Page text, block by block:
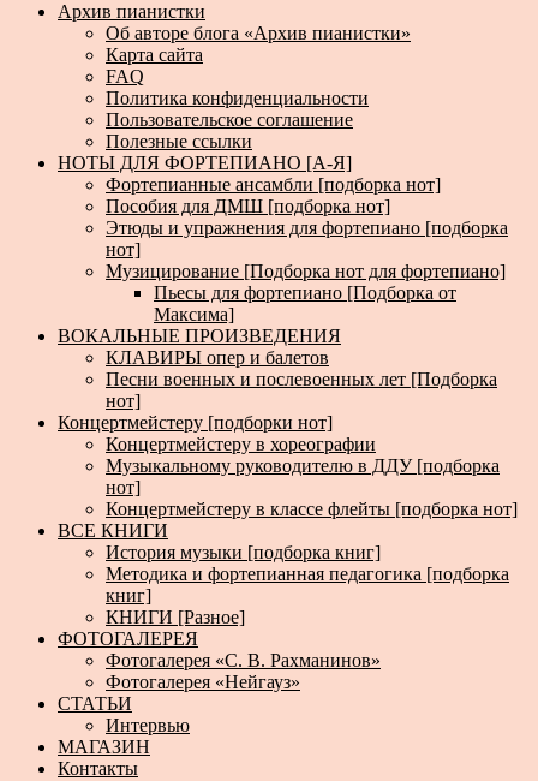
Архив пианистки
Об авторе блога «Архив пианистки»
Карта сайта
FAQ
Политика конфиденциальности
Пользовательское соглашение
Полезные ссылки
НОТЫ ДЛЯ ФОРТЕПИАНО [А-Я]
Фортепианные ансамбли [подборка нот]
Пособия для ДМШ [подборка нот]
Этюды и упражнения для фортепиано [подборка
нот]
Музицирование [Подборка нот для фортепиано]
Пьесы для фортепиано [Подборка от
Максима]
ВОКАЛЬНЫЕ ПРОИЗВЕДЕНИЯ
КЛАВИРЫ опер и балетов
Песни военных и послевоенных лет [Подборка
нот]
Концертмейстеру [подборки нот]
Концертмейстеру в хореографии
Музыкальному руководителю в ДДУ [подборка
нот]
Концертмейстеру в классе флейты [подборка нот]
ВСЕ КНИГИ
История музыки [подборка книг]
Методика и фортепианная педагогика [подборка
книг]
КНИГИ [Разное]
ФОТОГАЛЕРЕЯ
Фотогалерея «С. В. Рахманинов»
Фотогалерея «Нейгауз»
СТАТЬИ
Интервью
МАГАЗИН
Контакты